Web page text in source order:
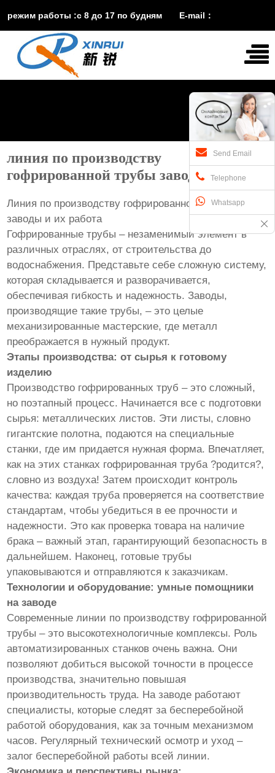
режим работы :с 8 до 17 по будням E-mail：
vira@xinruisuji.comWhatsApp： 
линия по производству
гофрированной трубы заводы
Линия по производству гофрированной трубы:
заводы и их работа
Гофрированные трубы – незаменимый элемент в
различных отраслях, от строительства до
водоснабжения. Представьте себе сложную систему,
которая складывается и разворачивается,
обеспечивая гибкость и надежность. Заводы,
производящие такие трубы, – это целые
механизированные мастерские, где металл
преображается в нужный продукт.
Этапы производства: от сырья к готовому
изделию
Производство гофрированных труб – это сложный,
но поэтапный процесс. Начинается все с подготовки
сырья: металлических листов. Эти листы, словно
гигантские полотна, подаются на специальные
станки, где им придается нужная форма. Впечатляет,
как на этих станках гофрированная труба ?родится?,
словно из воздуха! Затем происходит контроль
качества: каждая труба проверяется на соответствие
стандартам, чтобы убедиться в ее прочности и
надежности. Это как проверка товара на наличие
брака – важный этап, гарантирующий безопасность в
дальнейшем. Наконец, готовые трубы
упаковываются и отправляются к заказчикам.
Технологии и оборудование: умные помощники
на заводе
Современные линии по производству гофрированной
трубы – это высокотехнологичные комплексы. Роль
автоматизированных станков очень важна. Они
позволяют добиться высокой точности в процессе
производства, значительно повышая
производительность труда. На заводе работают
специалисты, которые следят за бесперебойной
работой оборудования, как за точным механизмом
часов. Регулярный технический осмотр и уход –
залог бесперебойной работы всей линии.
Send Email
Telephone
Whatsapp